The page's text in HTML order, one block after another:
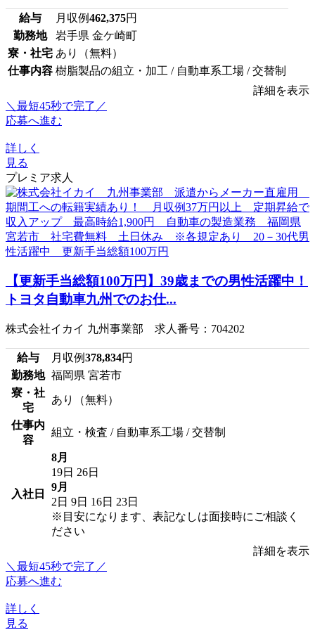
給与 月収例462,375円
勤務地
岩手県 金ケ崎町
寮・社宅 あり（無料）
仕事内容 樹脂製品の組立・加工 / 自動車系工場 / 交替制
詳細を表示
＼最短45秒で完了／
応募へ進む
詳しく
見る
プレミア求人
【更新手当総額100万円】39歳までの男性活躍中！
トヨタ自動車九州でのお仕...
株式会社イカイ 九州事業部 求人番号：704202
給与 月収例378,834円
勤務地 福岡県 宮若市
寮・社
宅
あり（無料）
仕事内
容
組立・検査 / 自動車系工場 / 交替制
入社日
8月
19日 26日
9月
2日 9日 16日 23日
※目安になります、表記なしは面接時にご相談く
ださい
詳細を表示
＼最短45秒で完了／
応募へ進む
詳しく
見る